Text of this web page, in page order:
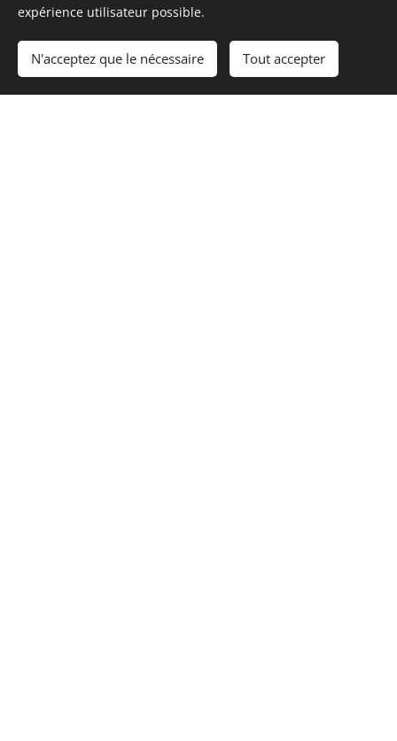
expérience utilisateur possible.
N'acceptez que le nécessaire Tout accepter